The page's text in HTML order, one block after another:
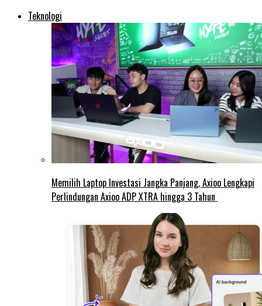
Teknologi
Memilih Laptop Investasi Jangka Panjang, Axioo Lengkapi
Perlindungan Axioo ADP XTRA hingga 3 Tahun